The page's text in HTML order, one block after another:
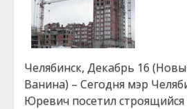
Челябинск, Декабрь 16
Ванина) – Сегодня мэр
Юревич посетил строящийся